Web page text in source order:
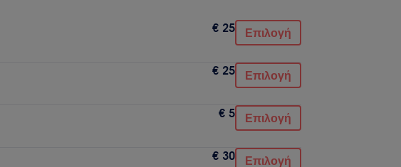
€ 25 Επιλογή
€ 25 Επιλογή
€ 5 Επιλογή
€ 30 Επιλογή